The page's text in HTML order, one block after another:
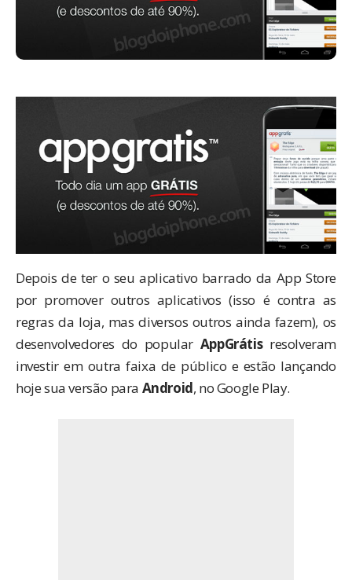
Depois de ter o seu aplicativo barrado da App Store
por promover outros aplicativos (isso é contra as
regras da loja, mas diversos outros ainda fazem), os
desenvolvedores do popular AppGrátisresolveram
investir em outra faixa de público e estão lançando
hoje sua versão para Android, no Google Play.